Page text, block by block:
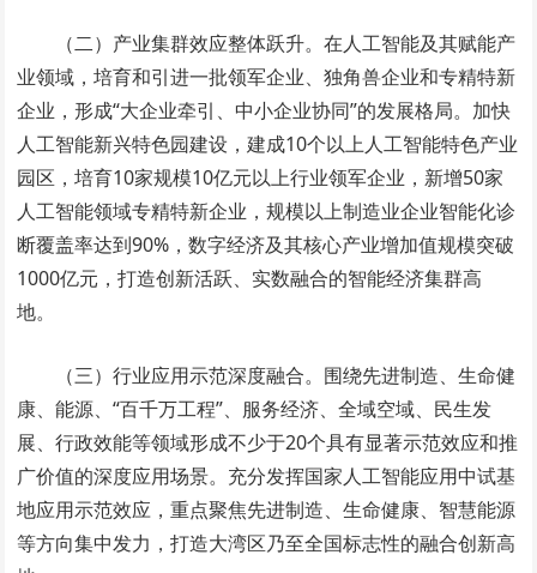
（二）产业集群效应整体跃升。在人工智能及其赋能产
业领域，培育和引进一批领军企业、独角兽企业和专精特新
企业，形成“大企业牵引、中小企业协同”的发展格局。加快
人工智能新兴特色园建设，建成10个以上人工智能特色产业
园区，培育10家规模10亿元以上行业领军企业，新增50家
人工智能领域专精特新企业，规模以上制造业企业智能化诊
断覆盖率达到90%，数字经济及其核心产业增加值规模突破
1000亿元，打造创新活跃、实数融合的智能经济集群高
地。
（三）行业应用示范深度融合。围绕先进制造、生命健
康、能源、“百千万工程”、服务经济、全域空域、民生发
展、行政效能等领域形成不少于20个具有显著示范效应和推
广价值的深度应用场景。充分发挥国家人工智能应用中试基
地应用示范效应，重点聚焦先进制造、生命健康、智慧能源
等方向集中发力，打造大湾区乃至全国标志性的融合创新高